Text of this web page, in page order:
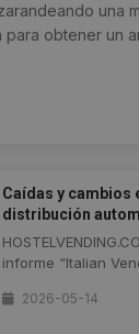
una
obtener un
Caídas y cambios
distribución
2025: OCS,
opiniones
informe “Italian
2026-05-14